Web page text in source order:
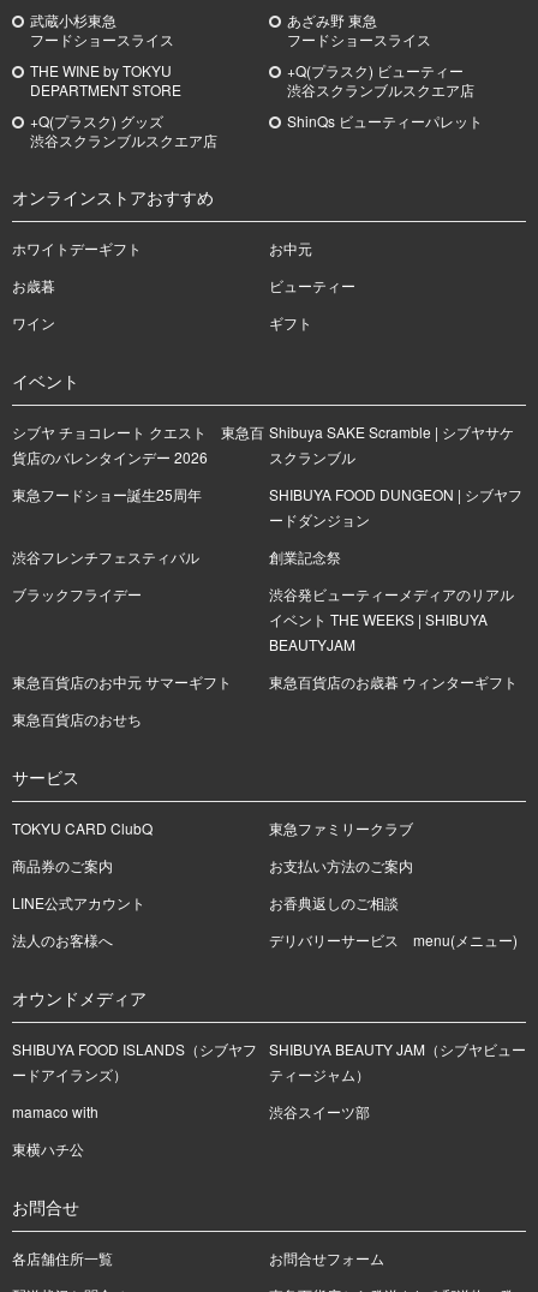
武蔵小杉東急
フードショースライス
あざみ野東急
フードショースライス
THE WINE by TOKYU
DEPARTMENT STORE
+Q(プラスク) ビューティー
渋谷スクランブルスクエア店
+Q(プラスク) グッズ
渋谷スクランブルスクエア店
ShinQs ビューティーパレット
オンラインストアおすすめ
ホワイトデーギフト
お中元
お歳暮
ビューティー
ワイン
ギフト
イベント
シブヤ チョコレート クエスト 東急百
貨店のバレンタインデー 2026
Shibuya SAKE Scramble | シブヤサケ
スクランブル
東急フードショー誕生25周年
SHIBUYA FOOD DUNGEON | シブヤフ
ードダンジョン
渋谷フレンチフェスティバル
創業記念祭
ブラックフライデー
渋谷発ビューティーメディアのリアル
イベント THE WEEKS | SHIBUYA
BEAUTYJAM
東急百貨店のお中元 サマーギフト
東急百貨店のお歳暮 ウィンターギフト
東急百貨店のおせち
サービス
TOKYU CARD ClubQ
東急ファミリークラブ
商品券のご案内
お支払い方法のご案内
LINE公式アカウント
お香典返しのご相談
法人のお客様へ
デリバリーサービス menu(メニュー)
オウンドメディア
SHIBUYA FOOD ISLANDS（シブヤフ
ードアイランズ）
SHIBUYA BEAUTY JAM（シブヤビュー
ティージャム）
mamaco with
渋谷スイーツ部
東横ハチ公
お問合せ
各店舗住所一覧
お問合せフォーム